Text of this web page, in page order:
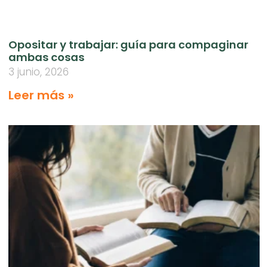
Opositar y trabajar: guía para compaginar
ambas cosas
3 junio, 2026
Leer más »